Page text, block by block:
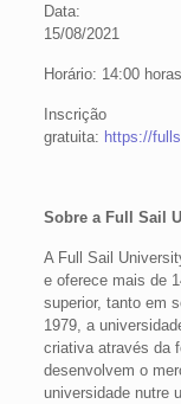
Data:
15/08/2021
Horário: 14:00
Inscrição
gratuita: https://
Sobre a Full Sail
A Full Sail
e oferece mais de
superior, tanto em
1979, a
criativa através da
desenvolvem o
universidade nutre